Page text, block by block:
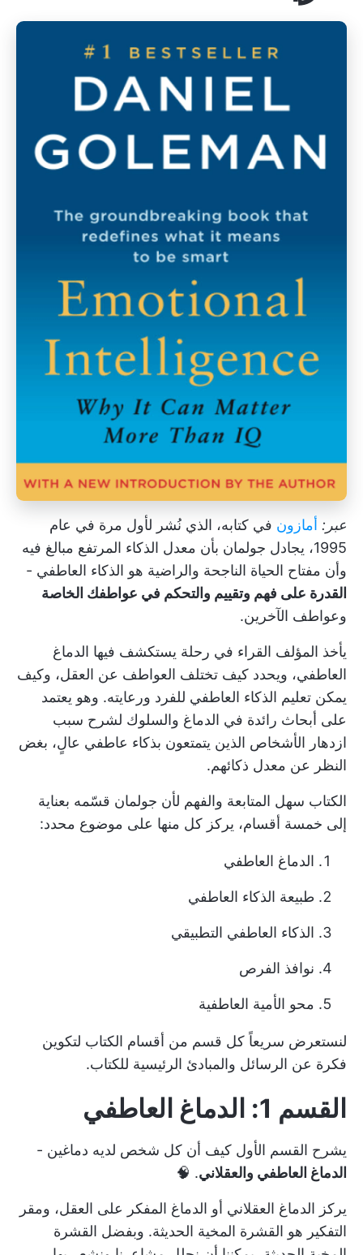
عبر: أمازون في كتابه، الذي نُشر لأول مرة في عام
1995، يجادل جولمان بأن معدل الذكاء المرتفع مبالغ فيه
وأن مفتاح الحياة الناجحة والراضية هو الذكاء العاطفي -
القدرة على فهم وتقييم والتحكم في عواطفك الخاصة
وعواطف الآخرين.
يأخذ المؤلف القراء في رحلة يستكشف فيها الدماغ
العاطفي، ويحدد كيف تختلف العواطف عن العقل، وكيف
يمكن تعليم الذكاء العاطفي للفرد ورعايته. وهو يعتمد
على أبحاث رائدة في الدماغ والسلوك لشرح سبب
ازدهار الأشخاص الذين يتمتعون بذكاء عاطفي عالٍ، بغض
النظر عن معدل ذكائهم.
الكتاب سهل المتابعة والفهم لأن جولمان قسّمه بعناية
إلى خمسة أقسام، يركز كل منها على موضوع محدد:
الدماغ العاطفي
طبيعة الذكاء العاطفي
الذكاء العاطفي التطبيقي
نوافذ الفرص
محو الأمية العاطفية
لنستعرض سريعاً كل قسم من أقسام الكتاب لتكوين
فكرة عن الرسائل والمبادئ الرئيسية للكتاب.
القسم 1: الدماغ العاطفي
يشرح القسم الأول كيف أن كل شخص لديه دماغين -
الدماغ العاطفي والعقلاني. 🧠
يركز الدماغ العقلاني أو الدماغ المفكر على العقل، ومقر
التفكير هو القشرة المخية الحديثة. وبفضل القشرة